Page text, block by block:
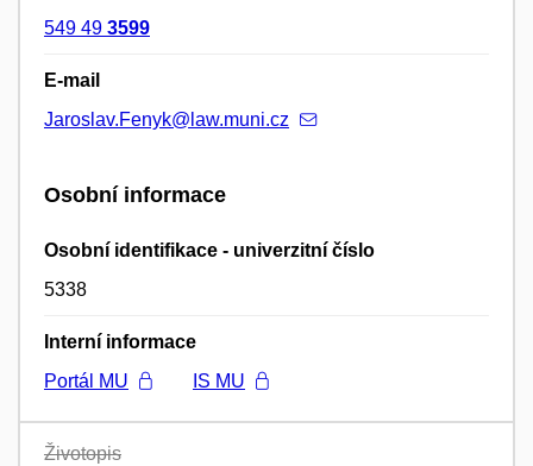
549 49 3599
E-mail
Jaroslav.Fenyk@law.muni.cz
Osobní informace
Osobní identifikace - univerzitní číslo
5338
Interní informace
Portál MU
IS MU
Životopis